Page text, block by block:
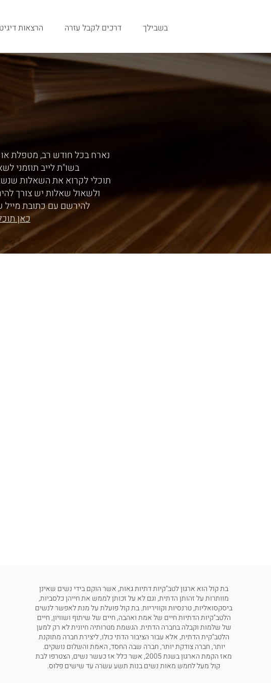
בשבילך דרכים לקבל עזרה הרצאות
נארח בכל חודש רב, מטפלת או
בשו"ת לייב תוזמני
תוכלי לקרוא את השאלות
ולשאול שאלות יש צורך
להירשם עם כתובת
כאן
בת קול הוא ארגון לטב"קיות דתיות גאות, אשר הוקם בידי נשים שאינן
מוותרות על זהותן הדתית, וגם לא על זכותן לממש את חייהן כלסביות,
ביסקסואליות, טרנסיות וקוויריות. בת קול פועלת על מנת לאפשר לנשים
הלטב"קיות הדתיות חיים של אמת ואהבה, חיים של שיתוף ושוויון, חיים
של שלמות וקבלה בחברה הדתית. הגשמת מטרותיה חיונית לא רק למען
הלטב"קית הדתית, אלא עבור הציבור הדתי כולו, ליצירת חברה מתוקנת
יותר, חברה צודקת יותר, חברה שבה החסד, האמת והשלום נושקים.
מאז הקמת הארגון בשנת 2005, אשר כלל אז כעשר נשים, הצטרפו לבת
קול מעל לחמש מאות נשים בנות תשע עשרה עד שישים פלוס.